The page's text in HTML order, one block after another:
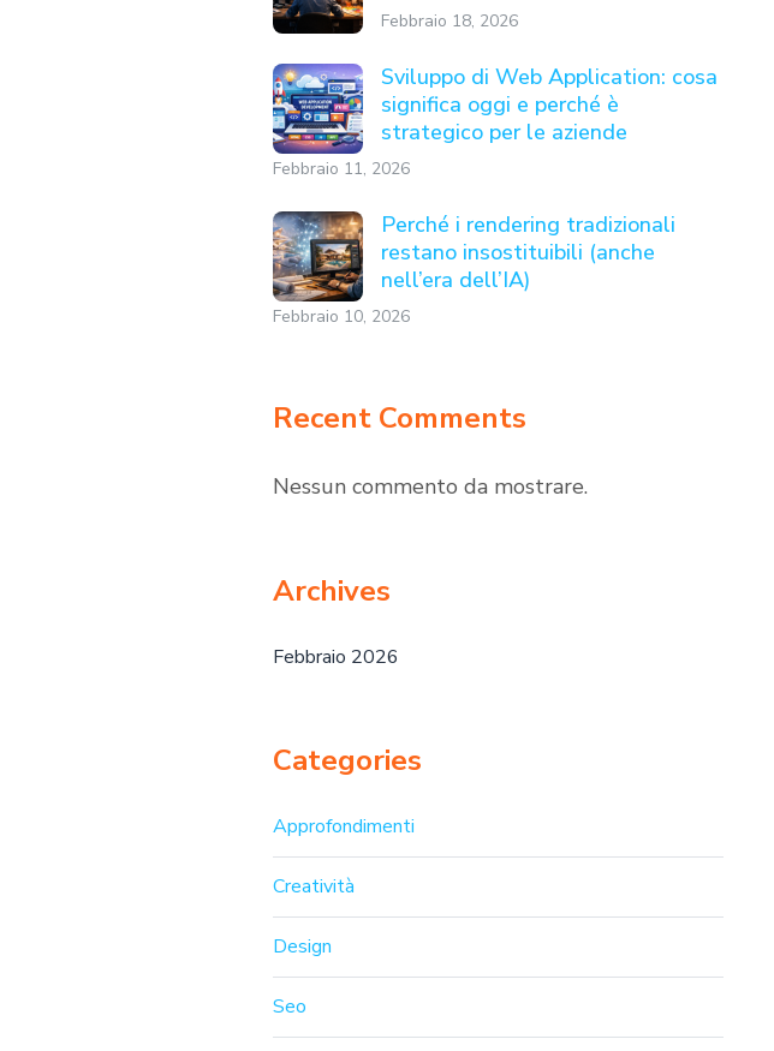
Febbraio 18, 2026
Sviluppo di Web Application: cosa
significa oggi e perché è
strategico per le aziende
Febbraio 11, 2026
Perché i rendering tradizionali
restano insostituibili (anche
nell’era dell’IA)
Febbraio 10, 2026
Recent Comments
Nessun commento da mostrare.
Archives
Febbraio 2026
Categories
Approfondimenti
Creatività
Design
Seo